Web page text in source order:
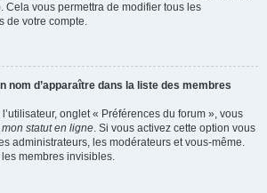
Cela vous permettra de modifier tous les
de votre compte.
nom d’apparaître dans la liste des membres
onglet « Préférences du forum », vous
statut en ligne. Si vous activez cette option vous
administrateurs, les modérateurs et vous-même.
membres invisibles.